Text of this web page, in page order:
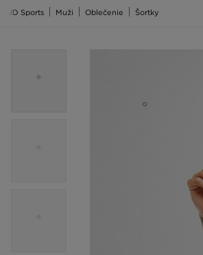
JD Sports Muži Oblečenie Šortky